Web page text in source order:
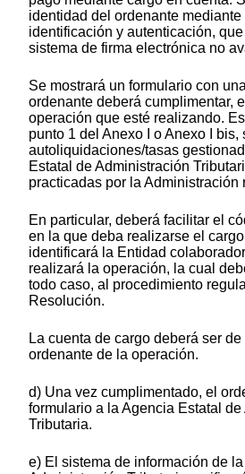
identidad del ordenante
identificación y autenticación,
sistema de firma electrónica no
Se mostrará un formulario con
ordenante deberá cumplimentar,
operación que esté realizando.
punto 1 del Anexo I o Anexo I bis,
autoliquidaciones/tasas
Estatal de Administración
practicadas por la Administración
En particular, deberá facilitar el
en la que deba realizarse el
identificará la Entidad
realizará la operación, la cual
todo caso, al procedimiento
Resolución.
La cuenta de cargo deberá ser de
ordenante de la operación.
d) Una vez cumplimentado, el
formulario a la Agencia Estatal
Tributaria.
e) El sistema de información de